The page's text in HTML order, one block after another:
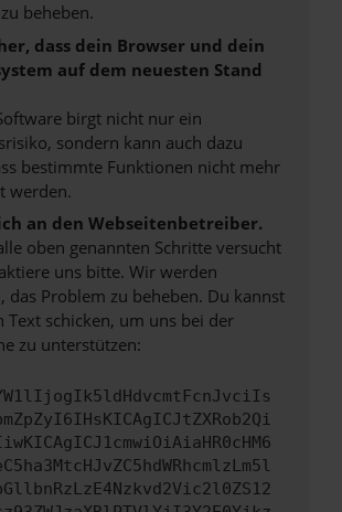
beheben.
dass dein Browser und dein
auf dem neuesten Stand
birgt nicht nur ein
sondern kann auch dazu
bestimmte Funktionen nicht mehr
werden.
an den Webseitenbetreiber.
oben genannten Schritte versucht
uns bitte. Wir werden
das Problem zu beheben. Du kannst
Text schicken, um uns bei der
zu unterstützen: